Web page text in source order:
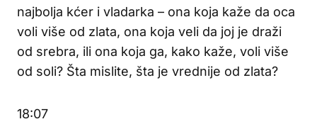
najbolja kćer i vladarka – ona koja kaže da oca
voli više od zlata, ona koja veli da joj je draži
od srebra, ili ona koja ga, kako kaže, voli više
od soli? Šta mislite, šta je vrednije od zlata?
18:07